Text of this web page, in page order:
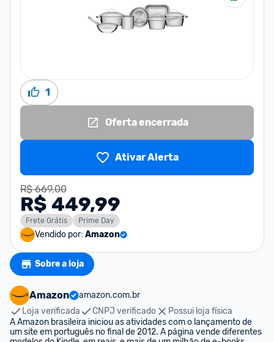
1
Oferta encerrada
Ativar Alerta
R$ 669,00
R$ 449,99
Frete Grátis Prime Day
Vendido por: Amazon
Sobre a loja
Amazon
amazon.com.br
Loja verificada
CNPJ verificado
Possui loja física
A Amazon brasileira iniciou as atividades com o lançamento de
um site em português no final de 2012. A página vende diferentes